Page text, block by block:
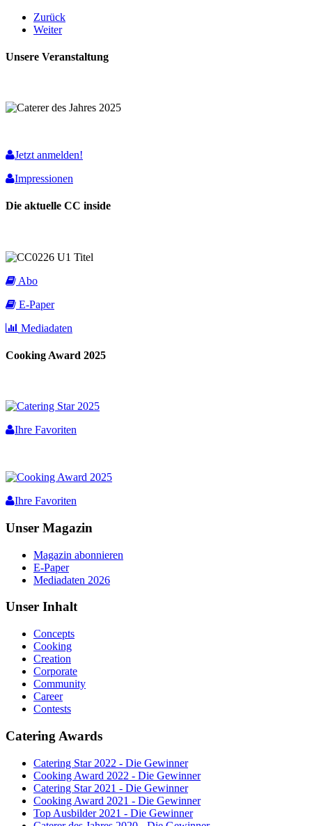
Zurück
Weiter
Unsere Veranstaltung
Jetzt anmelden!
Impressionen
Die aktuelle CC inside
Abo
E-Paper
Mediadaten
Cooking Award 2025
Ihre Favoriten
Ihre Favoriten
Unser Magazin
Magazin abonnieren
E-Paper
Mediadaten 2026
Unser Inhalt
Concepts
Cooking
Creation
Corporate
Community
Career
Contests
Catering Awards
Catering Star 2022 - Die Gewinner
Cooking Award 2022 - Die Gewinner
Catering Star 2021 - Die Gewinner
Cooking Award 2021 - Die Gewinner
Top Ausbilder 2021 - Die Gewinner